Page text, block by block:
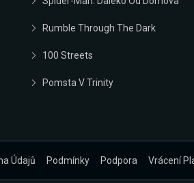
Rumble Through The Dark
100 Streets
Pomsta V Trinity
Údajů Podmínky Podpora Vrácení